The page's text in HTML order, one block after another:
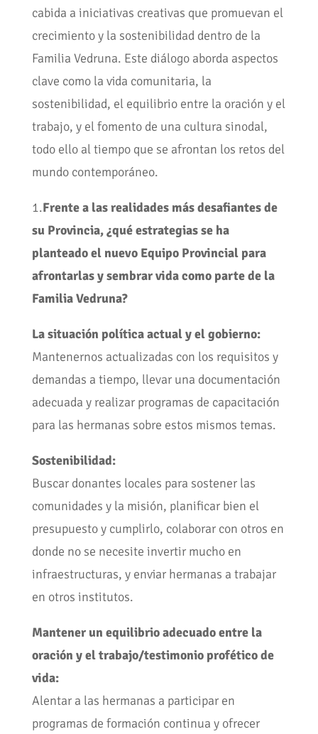
cabida a iniciativas creativas que promuevan el
crecimiento y la sostenibilidad dentro de la
Familia Vedruna. Este diálogo aborda aspectos
clave como la vida comunitaria, la
sostenibilidad, el equilibrio entre la oración y el
trabajo, y el fomento de una cultura sinodal,
todo ello al tiempo que se afrontan los retos del
mundo contemporáneo.
1.Frente a las realidades más desafiantes de
su Provincia, ¿qué estrategias se ha
planteado el nuevo Equipo Provincial para
afrontarlas y sembrar vida como parte de la
Familia Vedruna?
La situación política actual y el gobierno:
Mantenernos actualizadas con los requisitos y
demandas a tiempo, llevar una documentación
adecuada y realizar programas de capacitación
para las hermanas sobre estos mismos temas.
Sostenibilidad:
Buscar donantes locales para sostener las
comunidades y la misión, planificar bien el
presupuesto y cumplirlo, colaborar con otros en
donde no se necesite invertir mucho en
infraestructuras, y enviar hermanas a trabajar
en otros institutos.
Mantener un equilibrio adecuado entre la
oración y el trabajo/testimonio profético de
vida:
Alentar a las hermanas a participar en
programas de formación continua y ofrecer